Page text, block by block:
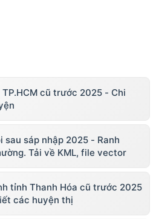
cũ trước 2025 - Chi
sau sáp nhập 2025 - Ranh
Tải về KML, file vector
tỉnh Thanh Hóa cũ trước 2025
các huyện thị